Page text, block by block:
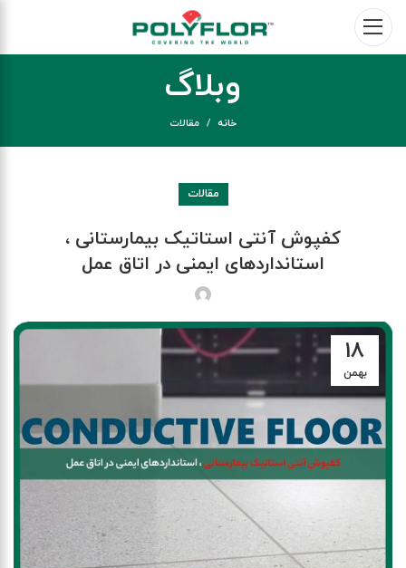
وبلاگ
خانه مقالات
مقالات
کفپوش آنتی استاتیک بیمارستانی ،
استانداردهای ایمنی در اتاق عمل
۱۸
بهمن